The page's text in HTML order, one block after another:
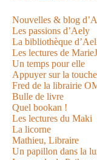
Nouvelles & blog
Les passions d’Aely
La bibliothèque
Les lectures de
Un temps pour elle
Appuyer sur la
Fred de la librairie
Bulle de livre
Quel bookan !
Les lectures du Maki
La licorne
Mathieu, Libraire
Un papillon dans la